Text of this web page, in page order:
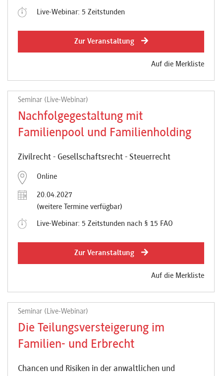
Live-Webinar: 5 Zeitstunden
Zur Veranstaltung
Auf die Merkliste
Seminar (Live-Webinar)
Nachfolgegestaltung mit
Familienpool und Familienholding
Zivilrecht - Gesellschaftsrecht - Steuerrecht
Online
20.04.2027
(weitere Termine verfügbar)
Live-Webinar: 5 Zeitstunden nach § 15 FAO
Zur Veranstaltung
Auf die Merkliste
Seminar (Live-Webinar)
Die Teilungsversteigerung im
Familien- und Erbrecht
Chancen und Risiken in der anwaltlichen und